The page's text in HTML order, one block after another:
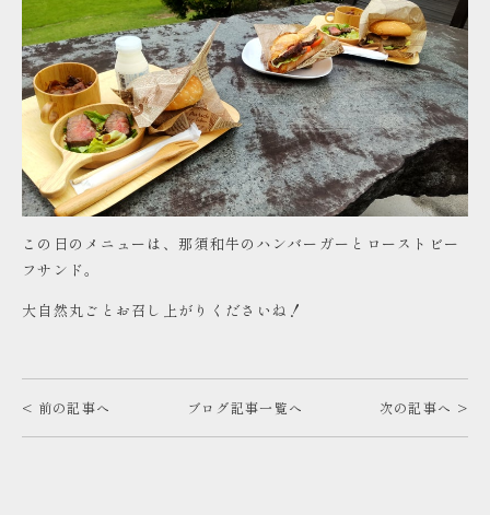
この日のメニューは、那須和牛のハンバーガーとローストビー
フサンド。
大自然丸ごとお召し上がりくださいね！
< 前の記事へ ブログ記事一覧へ 次の記事へ >